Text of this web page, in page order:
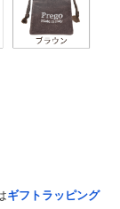
ギフトラッピング